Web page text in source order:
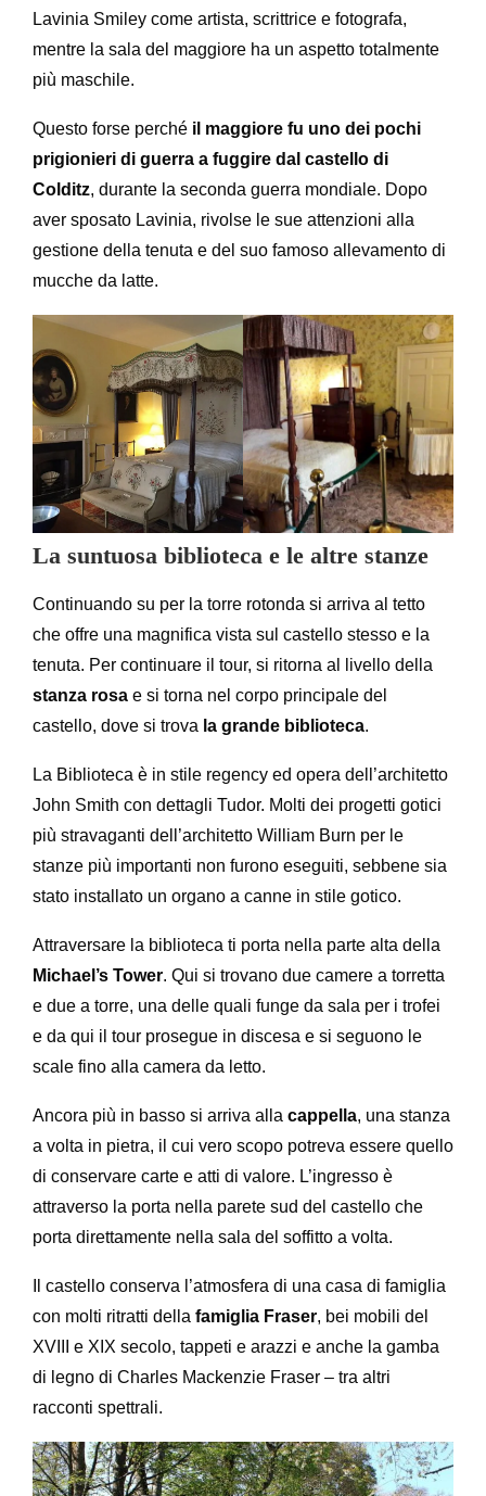
Lavinia Smiley come artista, scrittrice e fotografa,
mentre la sala del maggiore ha un aspetto totalmente
più maschile.
Questo forse perché il maggiore fu uno dei pochi
prigionieri di guerra a fuggire dal castello di
Colditz, durante la seconda guerra mondiale. Dopo
aver sposato Lavinia, rivolse le sue attenzioni alla
gestione della tenuta e del suo famoso allevamento di
mucche da latte.
La suntuosa biblioteca e le altre stanze
Continuando su per la torre rotonda si arriva al tetto
che offre una magnifica vista sul castello stesso e la
tenuta. Per continuare il tour, si ritorna al livello della
stanza rosa e si torna nel corpo principale del
castello, dove si trova la grande biblioteca.
La Biblioteca è in stile regency ed opera dell’architetto
John Smith con dettagli Tudor. Molti dei progetti gotici
più stravaganti dell’architetto William Burn per le
stanze più importanti non furono eseguiti, sebbene sia
stato installato un organo a canne in stile gotico.
Attraversare la biblioteca ti porta nella parte alta della
Michael’s Tower. Qui si trovano due camere a torretta
e due a torre, una delle quali funge da sala per i trofei
e da qui il tour prosegue in discesa e si seguono le
scale fino alla camera da letto.
Ancora più in basso si arriva alla cappella, una stanza
a volta in pietra, il cui vero scopo potreva essere quello
di conservare carte e atti di valore. L’ingresso è
attraverso la porta nella parete sud del castello che
porta direttamente nella sala del soffitto a volta.
Il castello conserva l’atmosfera di una casa di famiglia
con molti ritratti della famiglia Fraser, bei mobili del
XVIII e XIX secolo, tappeti e arazzi e anche la gamba
di legno di Charles Mackenzie Fraser – tra altri
racconti spettrali.